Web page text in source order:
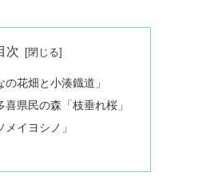
次
花畑と小湊鐡道」
県民の森「枝垂れ桜」
イヨシノ」